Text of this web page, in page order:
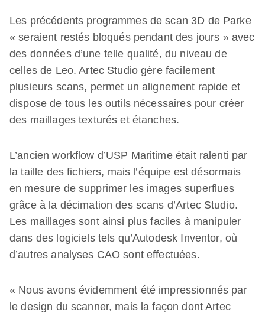
Les précédents programmes de scan 3D de Parke
« seraient restés bloqués pendant des jours » avec
des données d’une telle qualité, du niveau de
celles de Leo. Artec Studio gère facilement
plusieurs scans, permet un alignement rapide et
dispose de tous les outils nécessaires pour créer
des maillages texturés et étanches.
L’ancien workflow d’USP Maritime était ralenti par
la taille des fichiers, mais l’équipe est désormais
en mesure de supprimer les images superflues
grâce à la décimation des scans d’Artec Studio.
Les maillages sont ainsi plus faciles à manipuler
dans des logiciels tels qu’Autodesk Inventor, où
d’autres analyses CAO sont effectuées.
« Nous avons évidemment été impressionnés par
le design du scanner, mais la façon dont Artec